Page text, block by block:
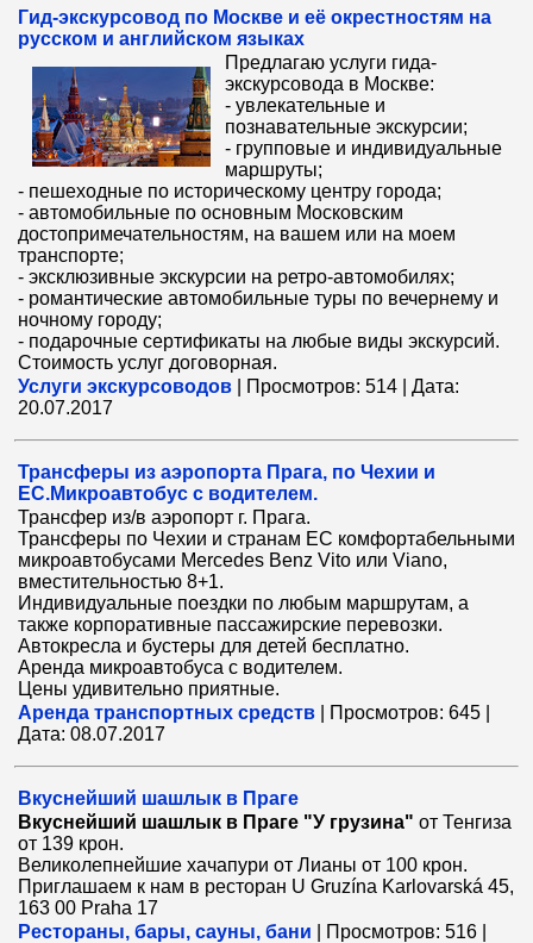
Гид-экскурсовод по Москве и её окрестностям на
русском и английском языках
Предлагаю услуги гида-
экскурсовода в Москве:
- увлекательные и
познавательные экскурсии;
- групповые и индивидуальные
маршруты;
- пешеходные по историческому центру города;
- автомобильные по основным Московским
достопримечательностям, на вашем или на моем
транспорте;
- эксклюзивные экскурсии на ретро-автомобилях;
- романтические автомобильные туры по вечернему и
ночному городу;
- подарочные сертификаты на любые виды экскурсий.
Стоимость услуг договорная.
Услуги экскурсоводов
Просмотров: 514
Дата:
20.07.2017
Трансферы из аэропорта Прага, по Чехии и
ЕС.Микроавтобус с водителем.
Трансфер из/в аэропорт г. Прага.
Трансферы по Чехии и странам ЕС комфортабельными
микроавтобусами Mercedes Benz Vito или Viano,
вместительностью 8+1.
Индивидуальные поездки по любым маршрутам, а
также корпоративные пассажирские перевозки.
Автокресла и бустеры для детей бесплатно.
Аренда микроавтобуса с водителем.
Цены удивительно приятные.
Аренда транспортных средств
Просмотров: 645
Дата: 08.07.2017
Вкуснейший шашлык в Праге
Вкуснейший шашлык в Праге "У грузина" от Тенгиза
от 139 крон.
Великолепнейшие хачапури от Лианы от 100 крон.
Приглашаем к нам в ресторан U Gruzína Karlovarská 45,
163 00 Praha 17
Рестораны, бары, сауны, бани
Просмотров: 516